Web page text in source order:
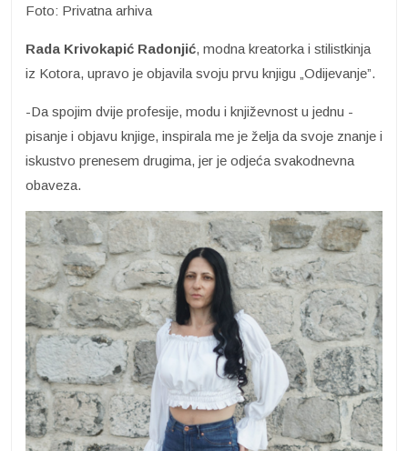
Foto: Privatna arhiva
Rada Krivokapić Radonjić, modna kreatorka i stilistkinja
iz Kotora, upravo je objavila svoju prvu knjigu „Odijevanje”.
-Da spojim dvije profesije, modu i književnost u jednu -
pisanje i objavu knjige, inspirala me je želja da svoje znanje i
iskustvo prenesem drugima, jer je odjeća svakodnevna
obaveza.